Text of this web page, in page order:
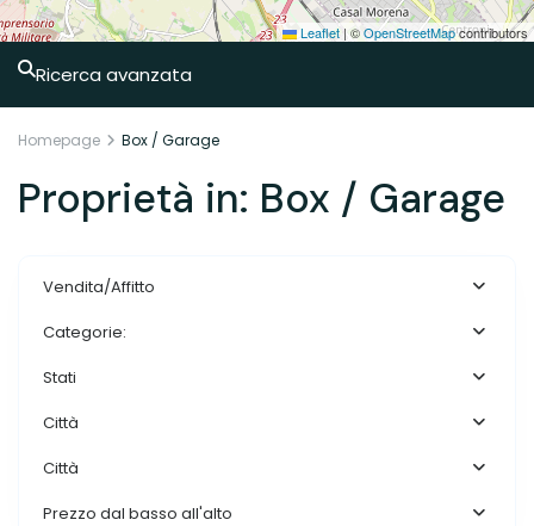
Leaflet |©OpenStreetMapcontributors
Ricerca avanzata
Homepage Box / Garage
Proprietà in: Box / Garage
Vendita/Affitto
Categorie:
Stati
Città
Città
Prezzo dal basso all'alto